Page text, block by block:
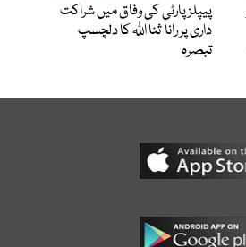
پیپلز پارٹی کی وفاق میں شراکت
داری پر رانا ثنا اللہ کا دلچسپ
تبصرہ